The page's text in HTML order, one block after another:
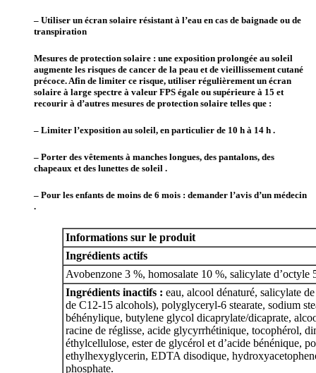
– Utiliser un écran solaire résistant à l’eau en cas de baignade ou de
transpiration
Mesures de protection solaire : une exposition prolongée au soleil
augmente les risques de cancer de la peau et de vieillissement cutané
précoce. Afin de limiter ce risque, utiliser régulièrement un écran
solaire à large spectre à valeur FPS égale ou supérieure à 15 et
recourir à d’autres mesures de protection solaire telles que :
– Limiter l’exposition au soleil, en particulier de 10 h à 14 h .
– Porter des vêtements à manches longues, des pantalons, des
chapeaux et des lunettes de soleil .
– Pour les enfants de moins de 6 mois : demander l’avis d’un médecin
.
Informations sur le produit
Ingrédients actifs
Avobenzone 3 %, homosalate 10 %, salicylate d’octyle
Ingrédients inactifs : eau, alcool dénaturé, salicylate
de C12-15 alcohols), polyglyceryl-6 stearate, sodium
béhénylique, butylene glycol dicaprylate/dicaprate,
racine de réglisse, acide glycyrrhétinique, tocophérol,
éthylcellulose, ester de glycérol et d’acide bénénique,
ethylhexyglycerin, EDTA disodique,
phosphate.